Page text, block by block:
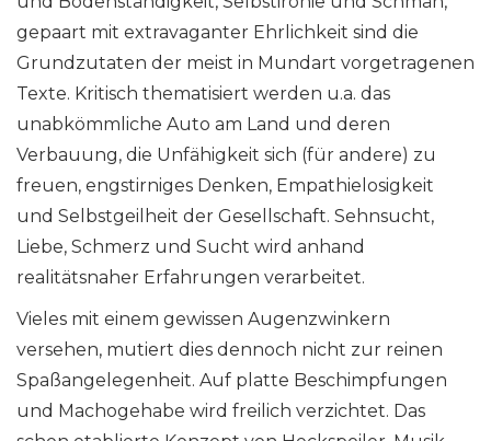
gepaart mit extravaganter Ehrlichkeit sind die
Grundzutaten der meist in Mundart vorgetragenen
Texte. Kritisch thematisiert werden u.a. das
unabkömmliche Auto am Land und deren
Verbauung, die Unfähigkeit sich (für andere) zu
freuen, engstirniges Denken, Empathielosigkeit
und Selbstgeilheit der Gesellschaft. Sehnsucht,
Liebe, Schmerz und Sucht wird anhand
realitätsnaher Erfahrungen verarbeitet.
Vieles mit einem gewissen Augenzwinkern
versehen, mutiert dies dennoch nicht zur reinen
Spaßangelegenheit. Auf platte Beschimpfungen
und Machogehabe wird freilich verzichtet. Das